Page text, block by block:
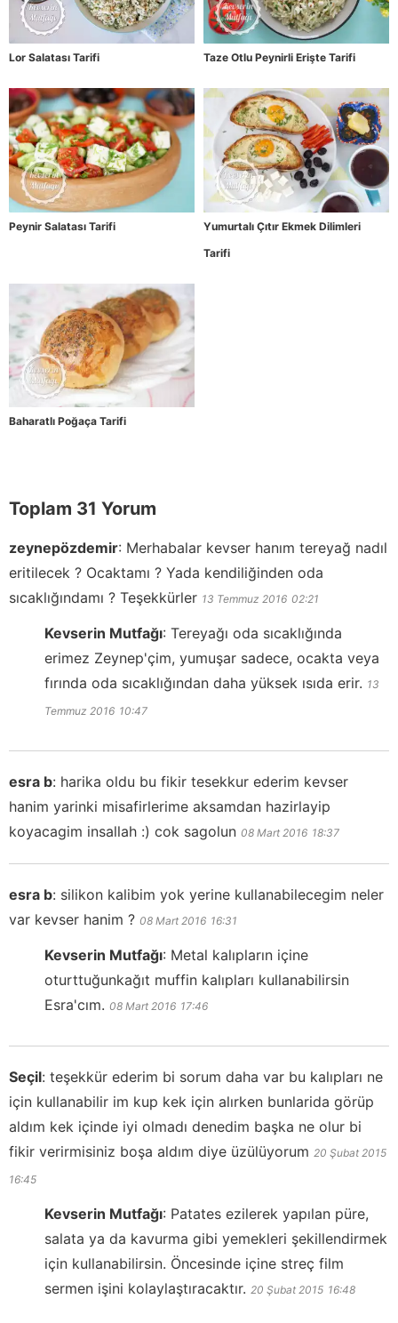
Lor Salatası Tarifi Taze Otlu Peynirli Erişte Tarifi
Peynir Salatası Tarifi
Yumurtalı Çıtır Ekmek Dilimleri
Tarifi
Baharatlı Poğaça Tarifi
Toplam 31 Yorum
zeynepözdemir: Merhabalar kevser hanım tereyağ nadıl
eritilecek ? Ocaktamı ? Yada kendiliğinden oda
sıcaklığındamı ? Teşekkürler 13 Temmuz 2016 02:21
Kevserin Mutfağı: Tereyağı oda sıcaklığında
erimez Zeynep'çim, yumuşar sadece, ocakta veya
fırında oda sıcaklığından daha yüksek ısıda erir. 13
Temmuz 2016 10:47
esra b: harika oldu bu fikir tesekkur ederim kevser
hanim yarinki misafirlerime aksamdan hazirlayip
koyacagim insallah :) cok sagolun 08 Mart 2016 18:37
esra b: silikon kalibim yok yerine kullanabilecegim neler
var kevser hanim ? 08 Mart 2016 16:31
Kevserin Mutfağı: Metal kalıpların içine
oturttuğunkağıt muffin kalıpları kullanabilirsin
Esra'cım. 08 Mart 2016 17:46
Seçil: teşekkür ederim bi sorum daha var bu kalıpları ne
için kullanabilir im kup kek için alırken bunlarida görüp
aldım kek içinde iyi olmadı denedim başka ne olur bi
fikir verirmisiniz boşa aldım diye üzülüyorum 20 Şubat 2015
16:45
Kevserin Mutfağı: Patates ezilerek yapılan püre,
salata ya da kavurma gibi yemekleri şekillendirmek
için kullanabilirsin. Öncesinde içine streç film
sermen işini kolaylaştıracaktır. 20 Şubat 2015 16:48